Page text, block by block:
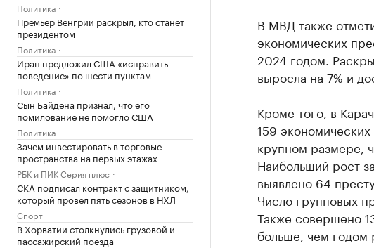
Политика
Премьер Венгрии раскрыл, кто станет
президентом
Политика
Иран предложил США «исправить
поведение» по шести пунктам
Политика
Сын Байдена признал, что его
помилование не помогло США
Политика
Зачем инвестировать в торговые
пространства на первых этажах
РБК и ПИК Серия плюс
СКА подписал контракт с защитником,
который провел пять сезонов в НХЛ
Спорт
В Хорватии столкнулись грузовой и
пассажирский поезда
В МВД также
экономических
2024 годом.
выросла на 7% и
Кроме того, в
159
крупном размере,
Наибольший рост
выявлено 64
Число групповых
Также совершено
больше, чем годом